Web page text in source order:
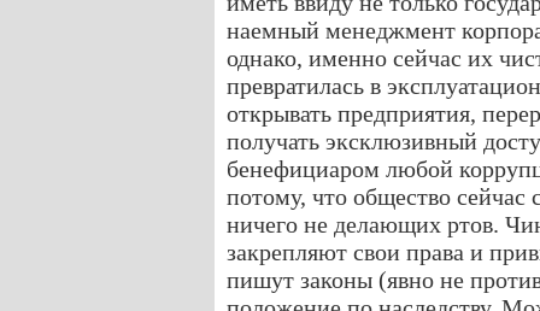
наемный менеджмент
однако, именно сейчас их
превратилась в
открывать предприятия,
получать эксклюзивный
бенефициаром любой
потому, что общество
ничего не делающих ртов.
закрепляют свои права и
пишут законы (явно не